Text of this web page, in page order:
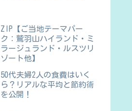
ZIP【ご当地テーマパー
ク：鷲羽山ハイランド・ミ
ラージュランド・ルスツリ
ゾート他】
50代夫婦2人の食費はいく
ら？リアルな平均と節約術
を公開！